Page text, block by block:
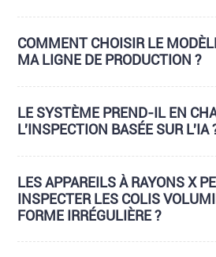
COMMENT CHOISIR LE
MA LIGNE DE PRODUCTION ?
LE SYSTÈME PREND-IL EN
L'INSPECTION BASÉE SUR L'IA
LES APPAREILS À RAYONS X
INSPECTER LES COLIS
FORME IRRÉGULIÈRE ?